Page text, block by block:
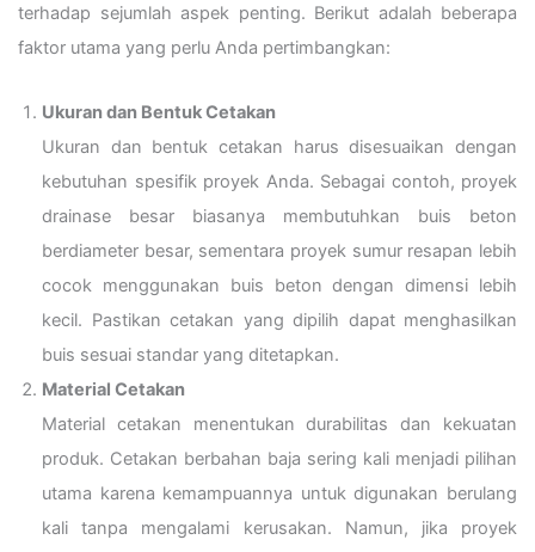
terhadap sejumlah aspek penting. Berikut adalah beberapa
faktor utama yang perlu Anda pertimbangkan:
Ukuran dan Bentuk Cetakan
Ukuran dan bentuk cetakan harus disesuaikan dengan
kebutuhan spesifik proyek Anda. Sebagai contoh, proyek
drainase besar biasanya membutuhkan buis beton
berdiameter besar, sementara proyek sumur resapan lebih
cocok menggunakan buis beton dengan dimensi lebih
kecil. Pastikan cetakan yang dipilih dapat menghasilkan
buis sesuai standar yang ditetapkan.
Material Cetakan
Material cetakan menentukan durabilitas dan kekuatan
produk. Cetakan berbahan baja sering kali menjadi pilihan
utama karena kemampuannya untuk digunakan berulang
kali tanpa mengalami kerusakan. Namun, jika proyek